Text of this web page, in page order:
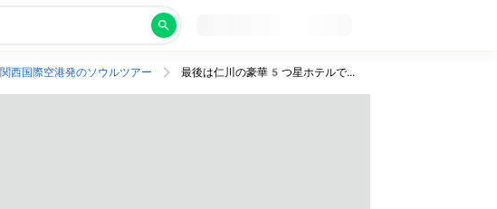
関西国際空港発のソウルツアー 最後は仁川の豪華5つ星ホテルで1泊！東大門と明洞の間の駅チカホテルで満喫ソウル旅